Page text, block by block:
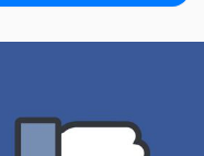
de Privacidade do Canaltech.